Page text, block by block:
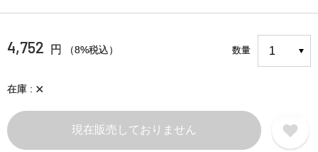
4,752 円 （8%税込） 数量
在庫 ×
現在販売しておりません